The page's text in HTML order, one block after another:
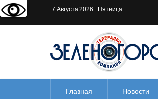
Версия для
7 Августа 2026 Пятница
Главная Новости